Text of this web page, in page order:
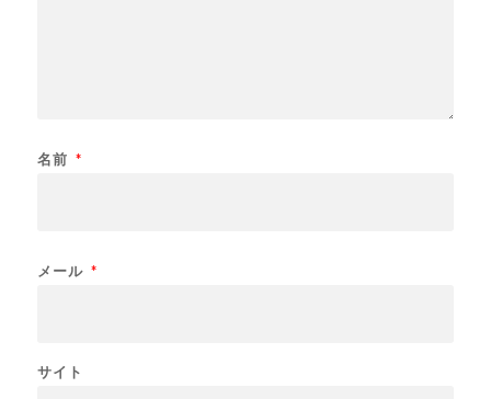
名前 *
メール *
サイト